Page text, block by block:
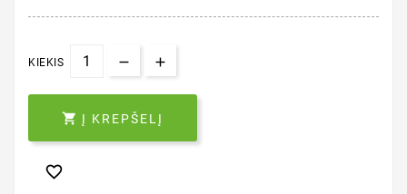
KIEKIS
 Į KREPŠELĮ
